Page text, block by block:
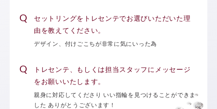
セットリングをトレセンテでお選びいただいた理
由を教えてください。
デザイン、付けごこちが非常に気にいった為
トレセンテ、もしくは担当スタッフにメッセージ
をお願いいたします。
親身に対応してくださり いい指輪を見つけることができま
した ありがとうございます！